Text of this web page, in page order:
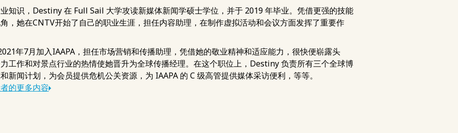
知识，Destiny 在 Full Sail 大学攻读新媒体新闻学硕士学位，并于 2019 年毕业。凭借更强的技能
，她在CNTV开始了自己的职业生涯，担任内容助理，在制作虚拟活动和会议方面发挥了重要作
年7月加入IAAPA，担任市场营销和传播助理，凭借她的敬业精神和适应能力，很快便崭露头
工作和对景点行业的热情使她晋升为全球传播经理。在这个职位上，Destiny 负责所有三个全球博
新闻计划，为会员提供危机公关资源，为 IAAPA 的 C 级高管提供媒体采访便利，等等。
的更多内容